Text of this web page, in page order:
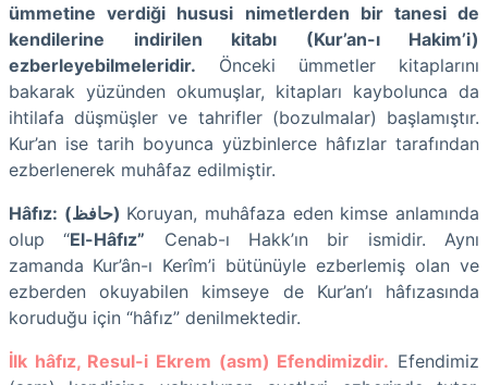
ümmetine verdiği hususi nimetlerden bir tanesi de
kendilerine indirilen kitabı (Kur’an-ı Hakim’i)
ezberleyebilmeleridir. Önceki ümmetler kitaplarını
bakarak yüzünden okumuşlar, kitapları kaybolunca da
ihtilafa düşmüşler ve tahrifler (bozulmalar) başlamıştır.
Kur’an ise tarih boyunca yüzbinlerce hâfızlar tarafından
ezberlenerek muhâfaz edilmiştir.
Hâfız: (ﺣﺎﻓﻆ) Koruyan, muhâfaza eden kimse anlamında
olup “El-Hâfız” Cenab-ı Hakk’ın bir ismidir. Aynı
zamanda Kur’ân-ı Kerîm’i bütünüyle ezberlemiş olan ve
ezberden okuyabilen kimseye de Kur’an’ı hâfızasında
koruduğu için “hâfız” denilmektedir.
İlk hâfız, Resul-i Ekrem (asm) Efendimizdir. Efendimiz